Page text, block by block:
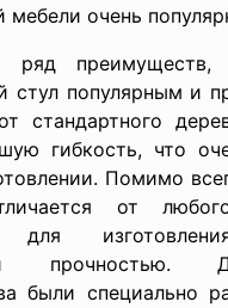
мебели очень
ряд преимуществ,
стул популярным и
стандартного
гибкость, что
Помимо
от
для
прочностью.
были специально